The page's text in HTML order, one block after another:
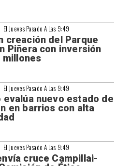
El Jueves Pasado A Las 9:49
creación del Parque
Piñera con inversión
millones
El Jueves Pasado A Las 9:49
evalúa nuevo estado de
en barrios con alta
El Jueves Pasado A Las 9:49
cruce Campillai-